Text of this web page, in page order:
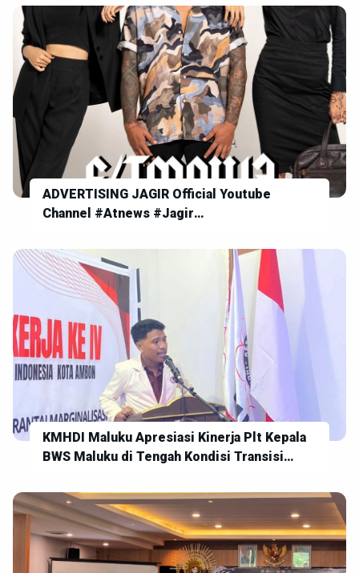
Inovatif
ADVERTISING JAGIR Official Youtube
Channel #Atnews #Jagir
KMHDI Maluku Apresiasi Kinerja Plt Kepala
BWS Maluku di Tengah Kondisi Transisi